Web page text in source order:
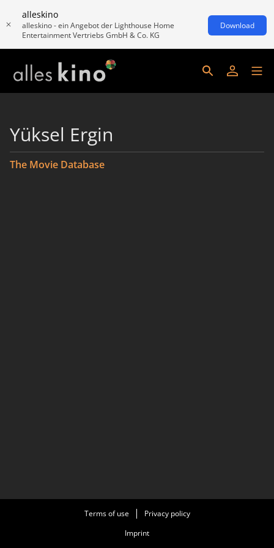
alleskino
alleskino - ein Angebot der Lighthouse Home
Entertainment Vertriebs GmbH & Co. KG
Download
Yüksel Ergin
The Movie Database
Terms of use
Privacy policy
Imprint